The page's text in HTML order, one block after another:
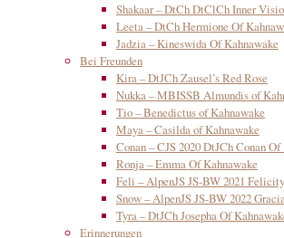
Shakaar – DtCh DtClCh Inner
Leeta – DtCh Hermione Of
Jadzia – Kineswida Of Kahnawake
Bei Freunden
Kira – DtJCh Zausel’s Red Rose
Nukka – MBISSB Almundis of
Tio – Benedictus of Kahnawake
Maya – Casilda of Kahnawake
Conan – CJS 2020 DtJCh Conan
Ronja – Emma Of Kahnawake
Feli – AlpenJS JS-BW 2021
Snow – AlpenJS JS-BW 2022
Tyra – DtJCh Josepha Of
Erinnerungen